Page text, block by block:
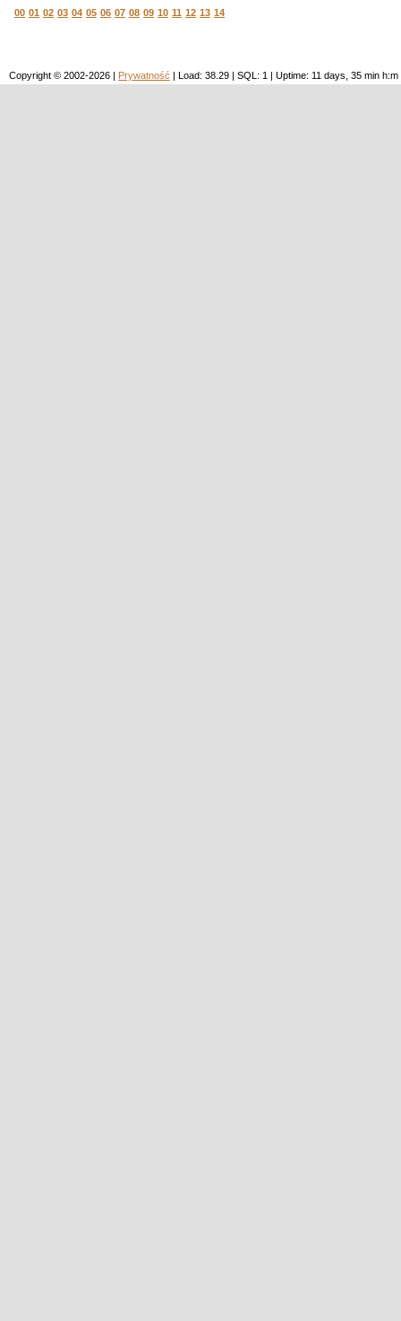
00 01 02 03 04 05 06 07 08 09 10 11 12 13 14
Copyright © 2002-2026 | Prywatność | Load: 38.29 | SQL: 1 | Uptime: 11 days, 35 min